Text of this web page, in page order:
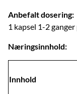
Anbefalt dosering:
1 kapsel 1-2 ganger
Næringsinnhold:
Innhold